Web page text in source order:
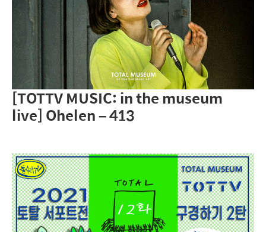
[TOTTV MUSIC: in the museum
live] Ohelen – 413